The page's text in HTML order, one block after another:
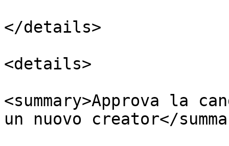
</details>
<details>
<summary>Approva la
un nuovo creator</